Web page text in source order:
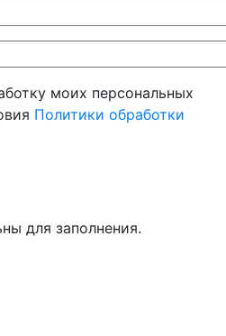
моих персональных
Политики обработки
для заполнения.